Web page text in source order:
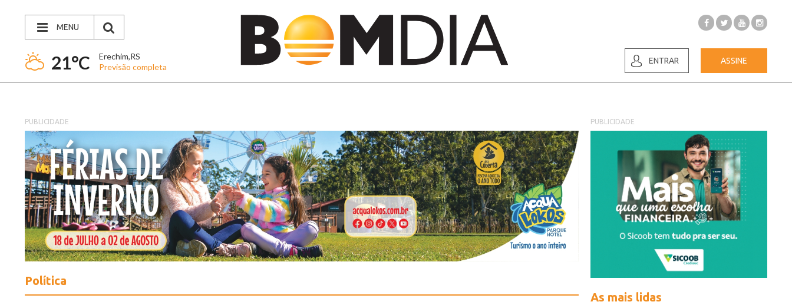
MENU
21°C
Erechim,RS
Previsão completa
ENTRAR ASSINE
PUBLICIDADE
Política
PUBLICIDADE
As mais lidas